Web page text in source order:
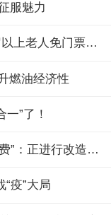
服魅力
重阳登高何处去?白石山顶享天伦60岁以上老人免门票索道半价
燃油经济性
”了！
安新县官方回应网传“白洋淀景区乱收费”：正进行改造提升
疫”大局